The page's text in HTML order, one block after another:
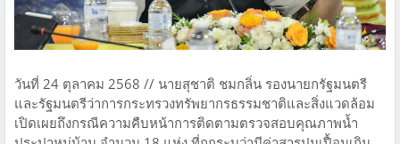
วันที่ 24 ตุลาคม 2568 // นายสุชาติ ชมกลิ่น รองนายกรัฐมนตรี
และรัฐมนตรีว่าการกระทรวงทรัพยากรธรรมชาติและสิ่งแวดล้อม
เปิดเผยถึงกรณีความคืบหน้าการติดตามตรวจสอบคุณภาพน้ำ